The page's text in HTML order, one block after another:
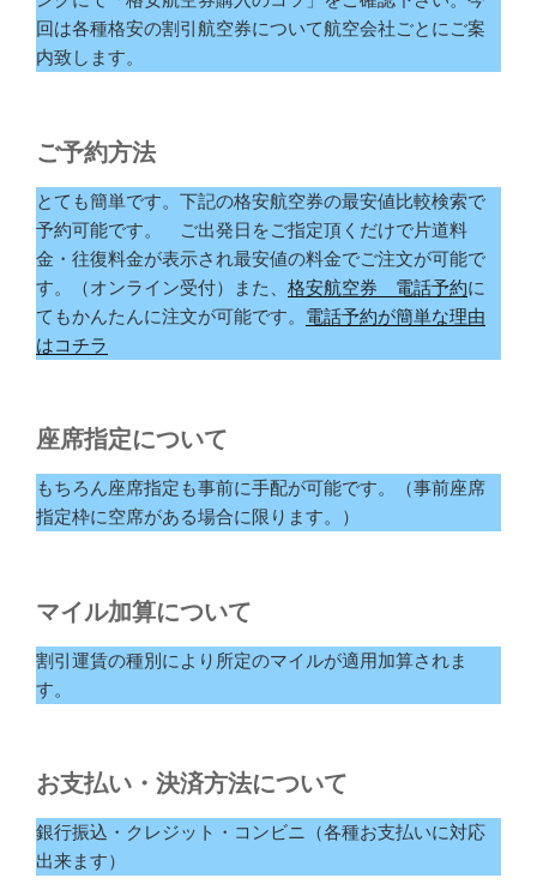
回は各種格安の割引航空券について航空会社ごとにご案
内致します。
ご予約方法
とても簡単です。下記の格安航空券の最安値比較検索で
予約可能です。 ご出発日をご指定頂くだけで片道料
金・往復料金が表示され最安値の料金でご注文が可能で
す。（オンライン受付）また、 格安航空券 電話予約に
てもかんたんに注文が可能です。 電話予約が簡単な理由
はコチラ
座席指定について
もちろん座席指定も事前に手配が可能です。（事前座席
指定枠に空席がある場合に限ります。）
マイル加算について
割引運賃の種別により所定のマイルが適用加算されま
す。
お支払い・決済方法について
銀行振込・クレジット・コンビニ（各種お支払いに対応
出来ます）